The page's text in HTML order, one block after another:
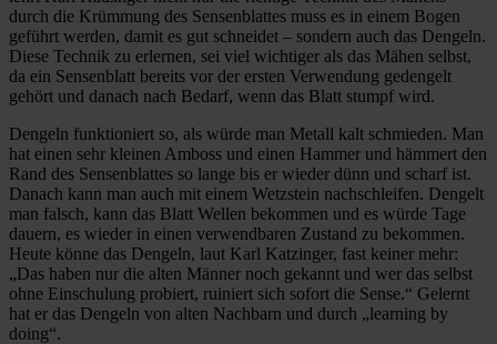
durch die Krümmung des Sensenblattes muss es in einem Bogen
geführt werden, damit es gut schneidet – sondern auch das Dengeln.
Diese Technik zu erlernen, sei viel wichtiger als das Mähen selbst,
da ein Sensenblatt bereits vor der ersten Verwendung gedengelt
gehört und danach nach Bedarf, wenn das Blatt stumpf wird.
Dengeln funktioniert so, als würde man Metall kalt schmieden. Man
hat einen sehr kleinen Amboss und einen Hammer und hämmert den
Rand des Sensenblattes so lange bis er wieder dünn und scharf ist.
Danach kann man auch mit einem Wetzstein nachschleifen. Dengelt
man falsch, kann das Blatt Wellen bekommen und es würde Tage
dauern, es wieder in einen verwendbaren Zustand zu bekommen.
Heute könne das Dengeln, laut Karl Katzinger, fast keiner mehr:
„Das haben nur die alten Männer noch gekannt und wer das selbst
ohne Einschulung probiert, ruiniert sich sofort die Sense.“ Gelernt
hat er das Dengeln von alten Nachbarn und durch „learning by
doing“.